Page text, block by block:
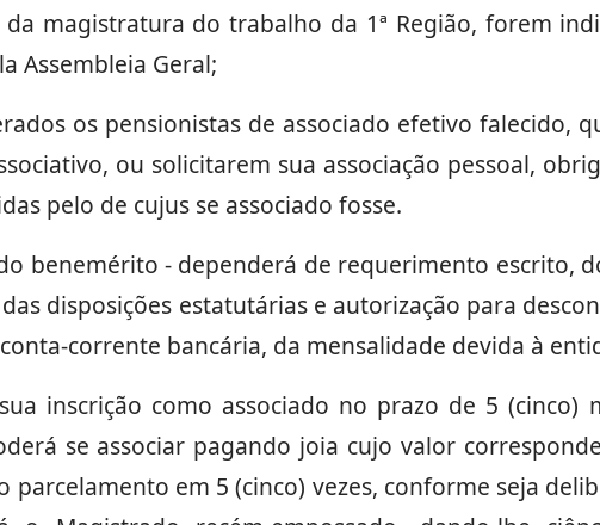
magistratura do trabalho da 1ª Região, forem
Assembleia Geral;
os pensionistas de associado efetivo falecido,
ou solicitarem sua associação pessoal,
pelo de cujus se associado fosse.
benemérito - dependerá de requerimento escrito,
disposições estatutárias e autorização para
corrente bancária, da mensalidade devida à
inscrição como associado no prazo de 5 (cinco)
se associar pagando joia cujo valor
em 5 (cinco) vezes, conforme seja